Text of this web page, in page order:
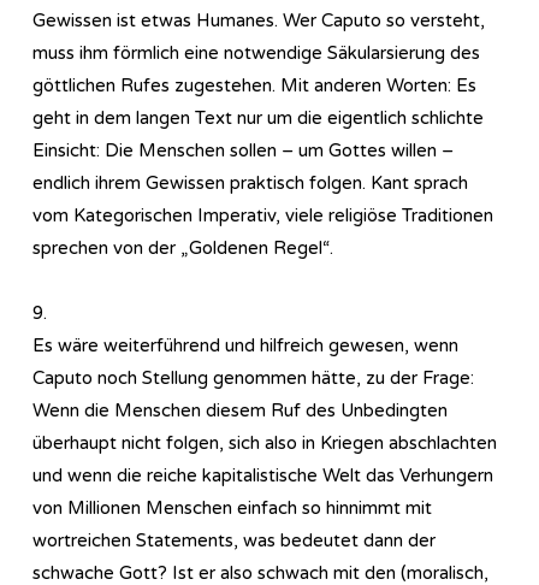
Gewissen ist etwas Humanes. Wer Caputo so versteht,
muss ihm förmlich eine notwendige Säkularsierung des
göttlichen Rufes zugestehen. Mit anderen Worten: Es
geht in dem langen Text nur um die eigentlich schlichte
Einsicht: Die Menschen sollen – um Gottes willen –
endlich ihrem Gewissen praktisch folgen. Kant sprach
vom Kategorischen Imperativ, viele religiöse Traditionen
sprechen von der „Goldenen Regel“.
9.
Es wäre weiterführend und hilfreich gewesen, wenn
Caputo noch Stellung genommen hätte, zu der Frage:
Wenn die Menschen diesem Ruf des Unbedingten
überhaupt nicht folgen, sich also in Kriegen abschlachten
und wenn die reiche kapitalistische Welt das Verhungern
von Millionen Menschen einfach so hinnimmt mit
wortreichen Statements, was bedeutet dann der
schwache Gott? Ist er also schwach mit den (moralisch,